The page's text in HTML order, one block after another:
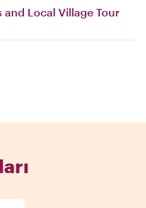
Local Village Tour